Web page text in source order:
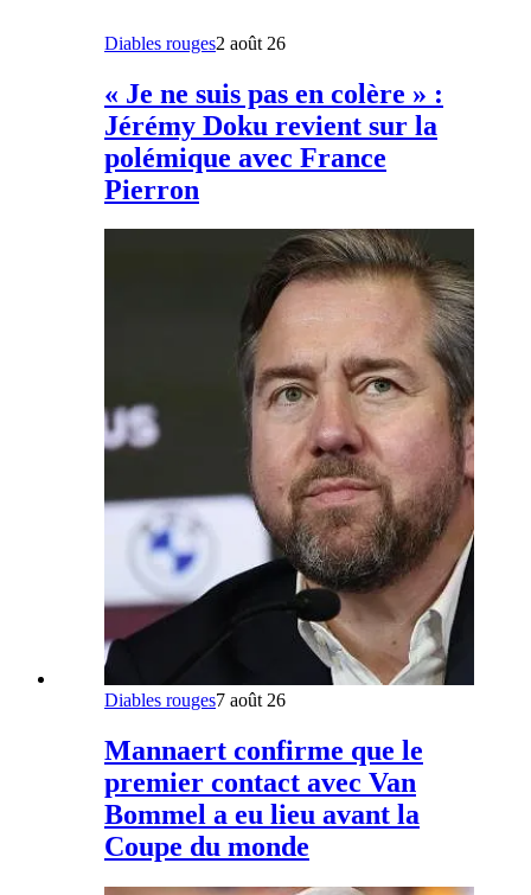
Diables rouges2 août 26
« Je ne suis pas en colère » :
Jérémy Doku revient sur la
polémique avec France
Pierron
Diables rouges7 août 26
Mannaert confirme que le
premier contact avec Van
Bommel a eu lieu avant la
Coupe du monde